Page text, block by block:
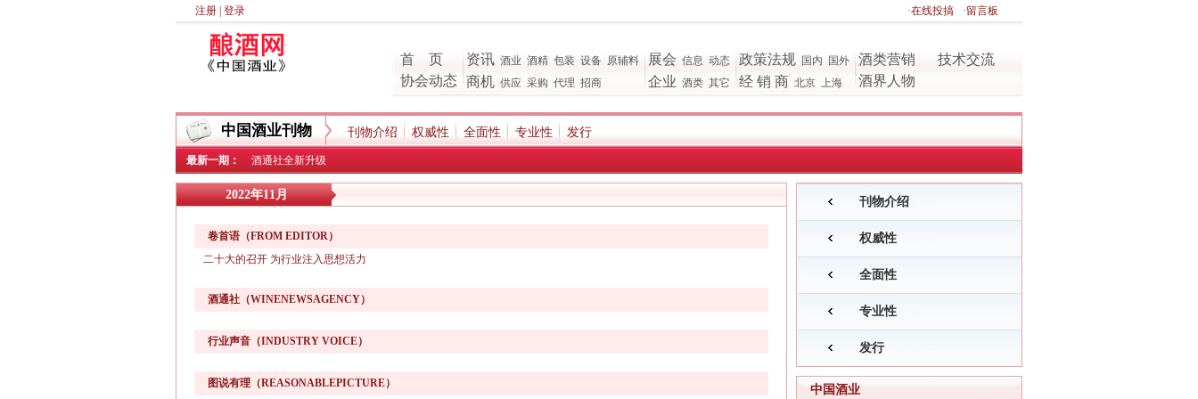
注册 登录 ·在线投搞 ·留言板
首 页
协会动态
资讯 酒业 酒精 包装 设备 原辅料
商机 供应 采购 代理 招商
展会 信息 动态
企业 酒类 其它
政策法规 国内 国外
经 销 商 北京 上海
酒类营销
酒界人物
技术交流
中国酒业刊物 刊物介绍 权威性 全面性 专业性 发行
最新一期： 酒通社全新升级
2022年11月
卷首语（FROM EDITOR）
二十大的召开 为行业注入思想活力
酒通社（WINENEWSAGENCY）
行业声音（INDUSTRY VOICE）
图说有理（REASONABLEPICTURE）
刊物介绍
权威性
全面性
专业性
发行
中国酒业